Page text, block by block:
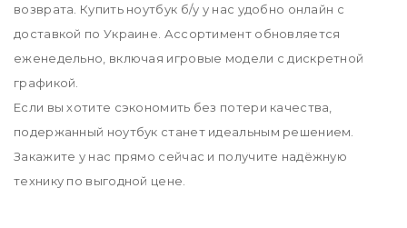
возврата. Купить ноутбук б/у у нас удобно онлайн с
доставкой по Украине. Ассортимент обновляется
еженедельно, включая игровые модели с дискретной
графикой.
Если вы хотите сэкономить без потери качества,
подержанный ноутбук станет идеальным решением.
Закажите у нас прямо сейчас и получите надёжную
технику по выгодной цене.